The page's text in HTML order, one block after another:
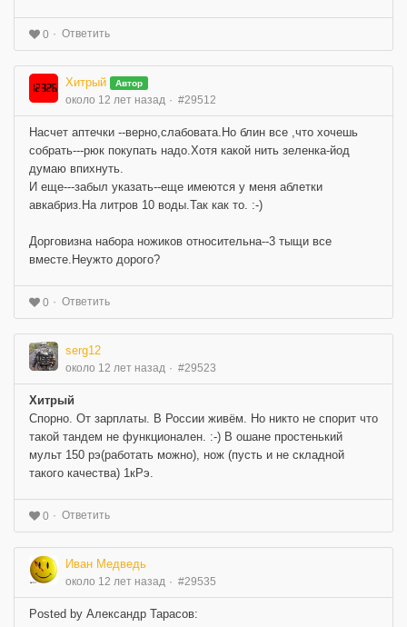
0 Ответить
Хитрый Автор
около 12 лет назад #29512
Насчет аптечки --верно,слабовата.Но блин все ,что хочешь
собрать---рюк покупать надо.Хотя какой нить зеленка-йод
думаю впихнуть.
И еще---забыл указать--еще имеются у меня аблетки
авкабриз.На литров 10 воды.Так как то. :-)
Дорговизна набора ножиков относительна--3 тыщи все
вместе.Неужто дорого?
0 Ответить
serg12
около 12 лет назад #29523
Хитрый
Спорно. От зарплаты. В России живём. Но никто не спорит что
такой тандем не функционален. :-) В ошане простенький
мульт 150 рэ(работать можно), нож (пусть и не складной
такого качества) 1кРэ.
0 Ответить
Иван Медведь
около 12 лет назад #29535
Posted by Александр Тарасов: